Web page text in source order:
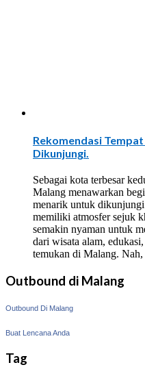
Rekomendasi
Dikunjungi.
Sebagai kota terbesar
Malang menawarkan
menarik untuk
memiliki atmosfer sejuk
semakin nyaman untuk
dari wisata alam,
temukan di Malang.
Outbound di Malang
Outbound Di Malang
Buat Lencana Anda
Tag